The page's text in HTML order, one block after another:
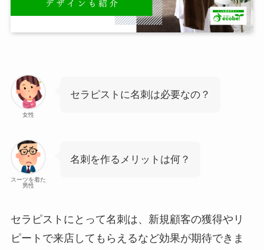
女性
セラピストに名刺は必要なの？
スーツを着た
男性
名刺を作るメリットは何？
セラピストにとって名刺は、新規顧客の獲得やリ
ピートで来店してもらえるなど効果が期待できま